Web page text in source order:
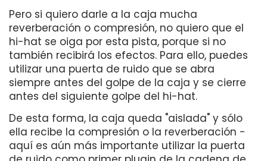
Pero si quiero darle a la caja mucha
reverberación o compresión, no quiero que el
hi-hat se oiga por esta pista, porque si no
también recibirá los efectos. Para ello, puedes
utilizar una puerta de ruido que se abra
siempre antes del golpe de la caja y se cierre
antes del siguiente golpe del hi-hat.
De esta forma, la caja queda "aislada" y sólo
ella recibe la compresión o la reverberación -
aquí es aún más importante utilizar la puerta